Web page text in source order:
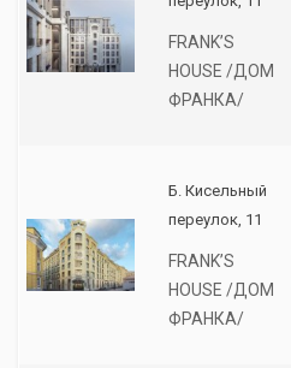
FRANK’S
HOUSE /ДОМ
ФРАНКА/
Б. Кисельный
переулок, 11
FRANK’S
HOUSE /ДОМ
ФРАНКА/